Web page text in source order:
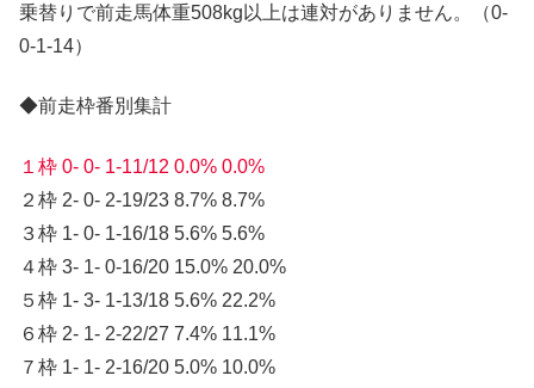
乗替りで前走馬体重508kg以上は連対がありません。（0-
0-1-14）
◆前走枠番別集計
１枠 0- 0- 1-11/12 0.0% 0.0%
２枠 2- 0- 2-19/23 8.7% 8.7%
３枠 1- 0- 1-16/18 5.6% 5.6%
４枠 3- 1- 0-16/20 15.0% 20.0%
５枠 1- 3- 1-13/18 5.6% 22.2%
６枠 2- 1- 2-22/27 7.4% 11.1%
７枠 1- 1- 2-16/20 5.0% 10.0%